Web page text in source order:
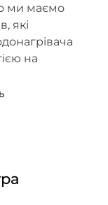
ми маємо
які
на